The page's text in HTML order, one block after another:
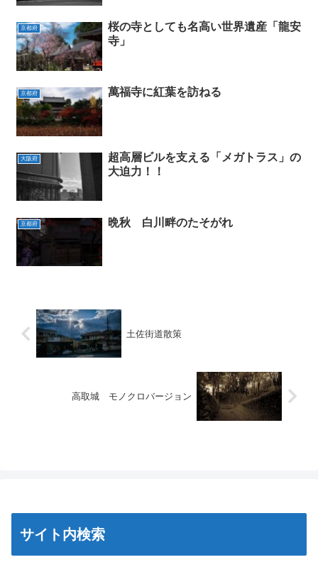
京都府
桜の寺としても名高い世界遺産「龍安
寺」
京都府 萬福寺に紅葉を訪ねる
大阪府
超高層ビルを支える「メガトラス」の
大迫力！！
京都府 晩秋 白川畔のたそがれ
土佐街道散策
高取城 モノクロバージョン
サイト内検索